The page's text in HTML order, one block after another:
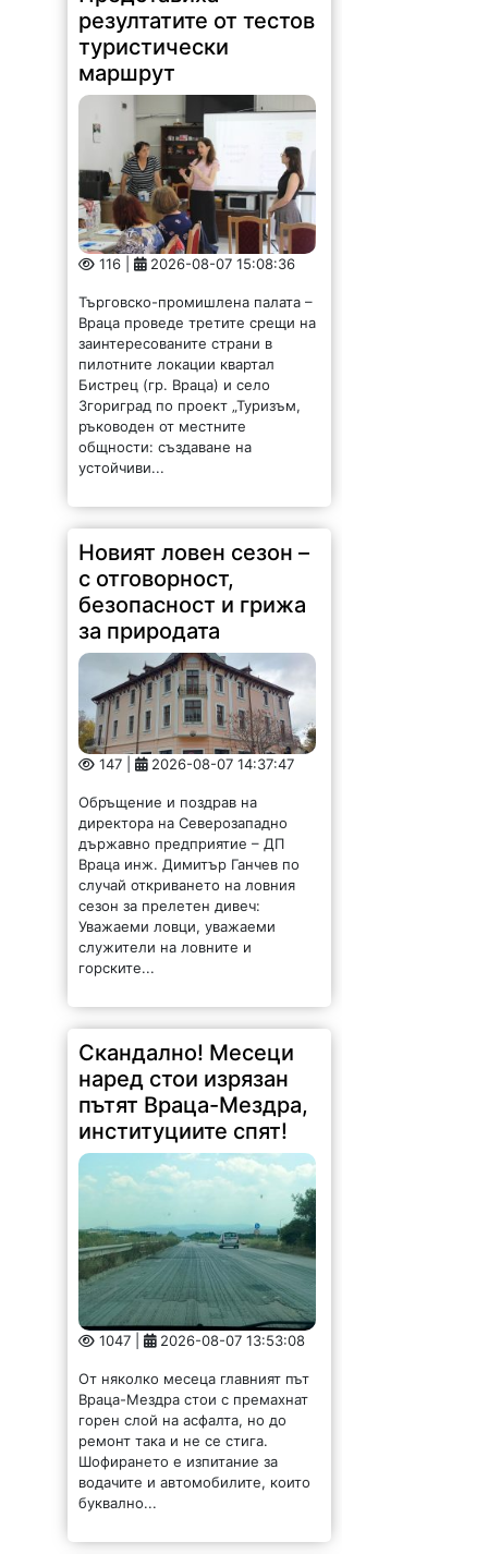
резултатите от тестов
туристически
маршрут
116 | 2026-08-07 15:08:36
Търговско-промишлена палата –
Враца проведе третите срещи на
заинтересованите страни в
пилотните локации квартал
Бистрец (гр. Враца) и село
Згориград по проект „Туризъм,
ръководен от местните
общности: създаване на
устойчиви...
Новият ловен сезон –
с отговорност,
безопасност и грижа
за природата
147 | 2026-08-07 14:37:47
Обръщение и поздрав на
директора на Северозападно
държавно предприятие – ДП
Враца инж. Димитър Ганчев по
случай откриването на ловния
сезон за прелетен дивеч:
Уважаеми ловци, уважаеми
служители на ловните и
горските...
Скандално! Месеци
наред стои изрязан
пътят Враца-Мездра,
институциите спят!
1047 | 2026-08-07 13:53:08
От няколко месеца главният път
Враца-Мездра стои с премахнат
горен слой на асфалта, но до
ремонт така и не се стига.
Шофирането е изпитание за
водачите и автомобилите, които
буквално...